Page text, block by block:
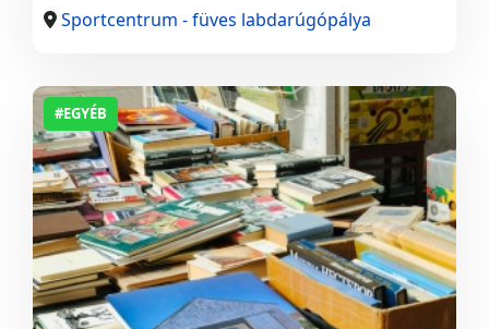
Sportcentrum - füves labdarúgópálya
#EGYÉB